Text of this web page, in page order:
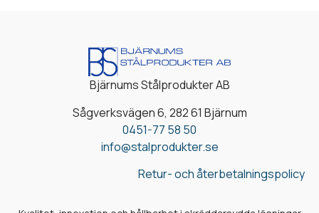
Bjärnums Stålprodukter AB
Sågverksvägen 6, 282 61 Bjärnum
0451-77 58 50
info@stalprodukter.se
Retur- och återbetalningspolicy